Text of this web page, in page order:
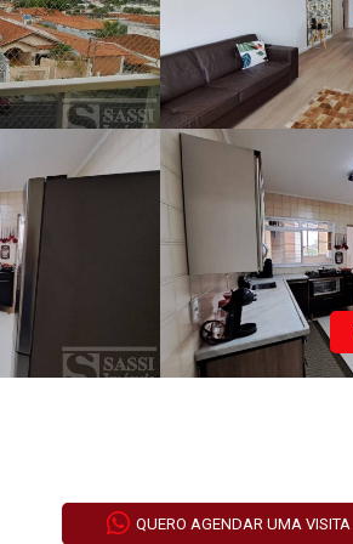
QUERO AGENDAR UMA VISITA